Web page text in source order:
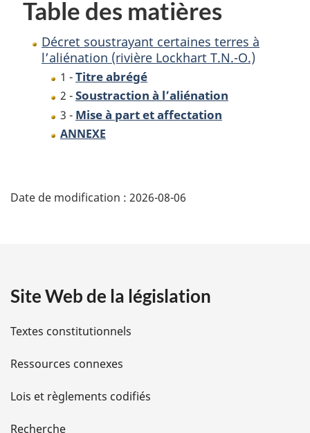
O.)
O.)
Table des matières
Décret soustrayant certaines terres à
l’aliénation (rivière Lockhart T.N.-O.)
1 -Titre abrégé
2 -Soustraction à l’aliénation
3 - Mise à part et affectation
ANNEXE
é
i
l
s
d
e
Date de modification : 2026-08-06
Site Web de la législation
Textes constitutionnels
Ressources connexes
Lois et règlements codifiés
Recherche